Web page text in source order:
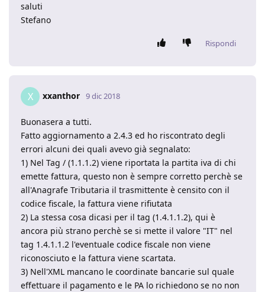
saluti
Stefano
Rispondi
X xxanthor 9 dic 2018
Buonasera a tutti.
Fatto aggiornamento a 2.4.3 ed ho riscontrato degli
errori alcuni dei quali avevo già segnalato:
1) Nel Tag / (1.1.1.2) viene riportata la partita iva di chi
emette fattura, questo non è sempre corretto perchè se
all'Anagrafe Tributaria il trasmittente è censito con il
codice fiscale, la fattura viene rifiutata
2) La stessa cosa dicasi per il tag (1.4.1.1.2), qui è
ancora più strano perchè se si mette il valore "IT" nel
tag 1.4.1.1.2 l'eventuale codice fiscale non viene
riconosciuto e la fattura viene scartata.
3) Nell'XML mancano le coordinate bancarie sul quale
effettuare il pagamento e le PA lo richiedono se no non